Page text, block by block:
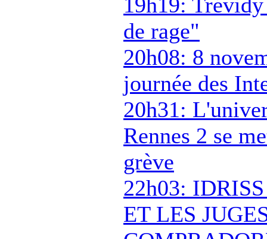
de rage"
20h08: 8
journée des
20h31:
Rennes 2 se
grève
22h03:
ET LES